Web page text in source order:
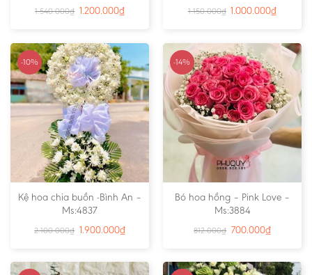
1.540.000₫ 1.200.000₫ 1.150.000₫ 1.000.000₫
-10%
Kệ hoa chia buồn -Bình An –
Ms:4837
2.100.000₫ 1.900.000₫
-14%
Bó hoa hồng – Pink Love –
Ms:3884
812.000₫ 700.000₫